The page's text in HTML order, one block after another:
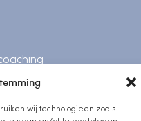
wij technologieën zoals